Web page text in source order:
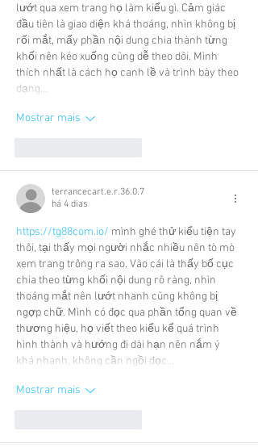
lướt qua xem trang họ làm kiểu gì. Cảm giác
đầu tiên là giao diện khá thoáng, nhìn không bị
rối mắt, mấy phần nội dung chia thành từng
khối nên kéo xuống cũng dễ theo dõi. Mình
thích nhất là cách họ canh lề và trình bày theo
dạng…
Mostrar mais
terrancecart.e.r.36.0.7
há 4 dias
https://tg88com.io/ mình ghé thử kiểu tiện tay
thôi, tại thấy mọi người nhắc nhiều nên tò mò
xem trang trông ra sao. Vào cái là thấy bố cục
chia theo từng khối nội dung rõ ràng, nhìn
thoáng mắt nên lướt nhanh cũng không bị
ngợp chữ. Mình có đọc qua phần tổng quan về
thương hiệu, họ viết theo kiểu kể quá trình
hình thành và hướng đi dài hạn nên nắm ý
khá nhanh, không cần ngồi đọc…
Mostrar mais